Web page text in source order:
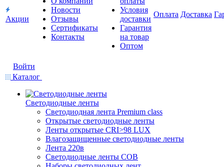
Акции
Новости
Отзывы
Сертификаты
Контакты
Условия
доставки
Гарантия
на товар
Оптом
Оплата Доставка
Войти
Каталог
Светодиодные ленты
Светодиодная лента Premium class
Открытые светодиодные ленты
Ленты открытые CRI>98 LUX
Влагозащищенные светодиодные ленты
Лента 220в
Светодиодные ленты COB